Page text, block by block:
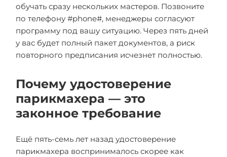
обучать сразу нескольких мастеров. Позвоните
по телефону #phone#, менеджеры согласуют
программу под вашу ситуацию. Через пять дней
у вас будет полный пакет документов, а риск
повторного предписания исчезнет полностью.
Почему удостоверение
парикмахера — это
законное требование
Ещё пять-семь лет назад удостоверение
парикмахера воспринималось скорее как